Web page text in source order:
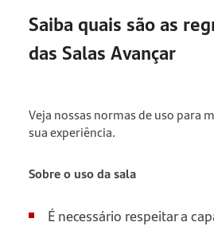
Saiba quais são as
das Salas Avançar
Veja nossas normas de uso para
sua experiência.
Sobre o uso da sala
É necessário respeitar a